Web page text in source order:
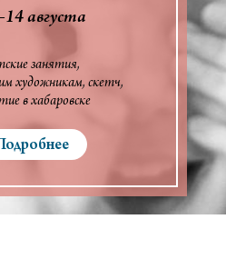
августа
занятия
художникам скетч
в хабаровске